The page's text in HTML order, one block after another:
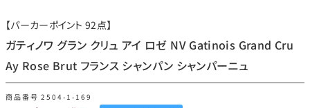
アメリカ
その他 お問い合わせ
【パーカーポイント 92点】
ガティノワ グラン クリュ アイ ロゼ NV Gatinois Grand Cru
Ay Rose Brut フランス シャンパン シャンパーニュ
商品番号 2504-1-169